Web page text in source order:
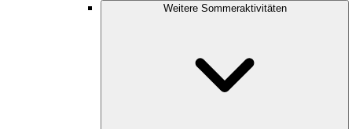
Weitere Sommeraktivitäten